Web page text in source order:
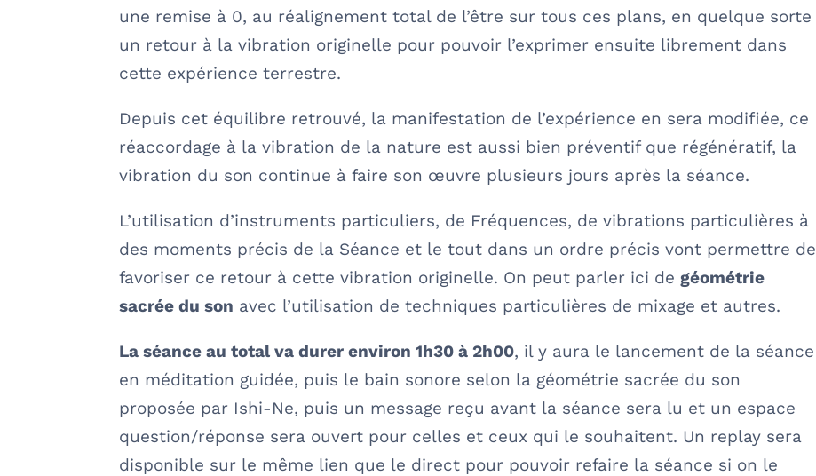
une remise à 0, au réalignement total de l’être sur tous ces plans, en quelque sorte
un retour à la vibration originelle pour pouvoir l’exprimer ensuite librement dans
cette expérience terrestre.
Depuis cet équilibre retrouvé, la manifestation de l’expérience en sera modifiée, ce
réaccordage à la vibration de la nature est aussi bien préventif que régénératif, la
vibration du son continue à faire son œuvre plusieurs jours après la séance.
L’utilisation d’instruments particuliers, de Fréquences, de vibrations particulières à
des moments précis de la Séance et le tout dans un ordre précis vont permettre de
favoriser ce retour à cette vibration originelle. On peut parler ici degéométrie
sacrée du son avec l’utilisation de techniques particulières de mixage et autres.
La séance au total va durer environ 1h30 à 2h00, il y aura le lancement de la séance
en méditation guidée, puis le bain sonore selon la géométrie sacrée du son
proposée par Ishi-Ne, puis un message reçu avant la séance sera lu et un espace
question/réponse sera ouvert pour celles et ceux qui le souhaitent. Un replay sera
disponible sur le même lien que le direct pour pouvoir refaire la séance si on le